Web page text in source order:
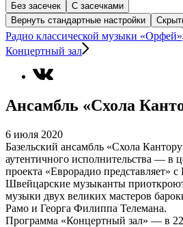
Без засечек
С засечками
Вернуть стандартные настройки
Радио классической музыки «Орфей»
Концертный зал
Ансамбль «Схола
6 июля 2020
Базельский ансамбль «Схола
аутентичного исполнительства — в
проекта «Еврорадио представляет»
Швейцарские музыканты
музыки двух великих мастеров
Рамо и Георга Филиппа Телемана.
Программа «Концертный зал» — в 22